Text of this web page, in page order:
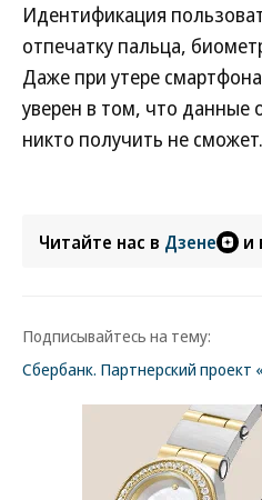
Идентификация
отпечатку пальца,
Даже при утере
уверен в том, что данные
никто получить не сможет.
Читайте нас в Дзене и
Подписывайтесь на тему:
Сбербанк. Партнерский проект